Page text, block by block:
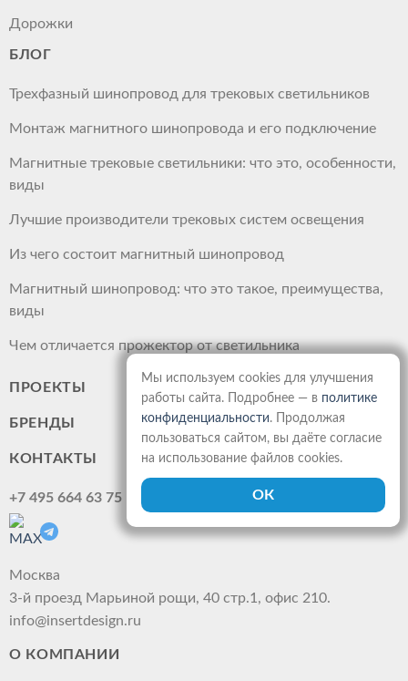
Дорожки
БЛОГ
Трехфазный шинопровод для трековых светильников
Монтаж магнитного шинопровода и его подключение
Магнитные трековые светильники: что это, особенности,
виды
Лучшие производители трековых систем освещения
Из чего состоит магнитный шинопровод
Магнитный шинопровод: что это такое, преимущества,
виды
Чем отличается прожектор от светильника
ПРОЕКТЫ
БРЕНДЫ
КОНТАКТЫ
+7 495 664 63 75
Москва
3-й проезд Марьиной рощи, 40 стр.1, офис 210.
info@insertdesign.ru
О КОМПАНИИ
Мы используем cookies для улучшения
работы сайта. Подробнее — в политике
конфиденциальности. Продолжая
пользоваться сайтом, вы даёте согласие
на использование файлов cookies.